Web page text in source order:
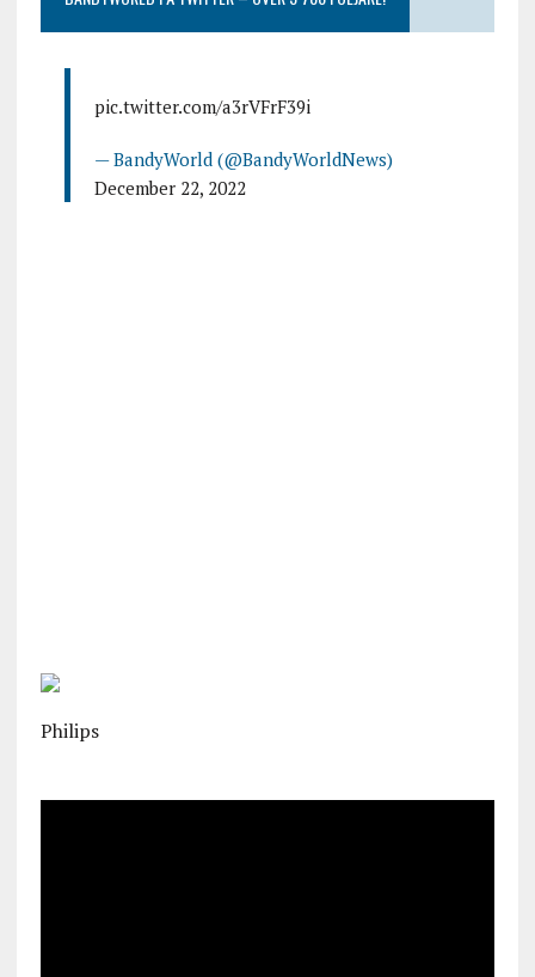
pic.twitter.com/a3rVFrF39i
— BandyWorld (@BandyWorldNews)
December 22, 2022
Philips